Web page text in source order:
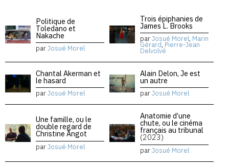
Politique de
Toledano et
Nakache
parJosué Morel
Trois épiphanies de
James L. Brooks
parJosué Morel, Marin
Gérard, Pierre-Jean
Delvolvé
Chantal Akerman et
le hasard
parJosué Morel
Alain Delon, Je est
un autre
parJosué Morel
Une famille, ou le
double regard de
Christine Angot
parJosué Morel
Anatomie d’une
chute, ou le cinéma
français au tribunal
(2023)
parJosué Morel